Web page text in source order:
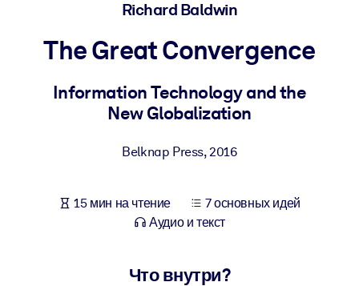
ПО СИСТЕМАМ
Интегрируйте краткие проверенные знания в вашу LMS/LXP для
лучших результатов обучения.
Для корпоративных библиотек
Richard Baldwin
The Great Convergence
Information Technology and the
New Globalization
Belknap Press,2016
15 мин на чтение
7 основных идей
Аудио и текст
Что внутри?